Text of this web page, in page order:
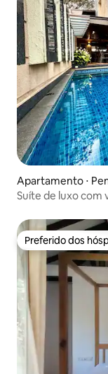
Apartamento ⋅
Suíte de luxo com
Preferido dos
Preferido dos